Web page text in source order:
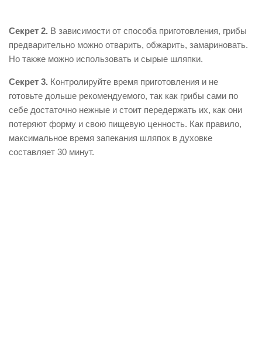
Секрет 2. В зависимости от способа приготовления, грибы
предварительно можно отварить, обжарить, замариновать.
Но также можно использовать и сырые шляпки.
Секрет 3. Контролируйте время приготовления и не
готовьте дольше рекомендуемого, так как грибы сами по
себе достаточно нежные и стоит передержать их, как они
потеряют форму и свою пищевую ценность. Как правило,
максимальное время запекания шляпок в духовке
составляет 30 минут.